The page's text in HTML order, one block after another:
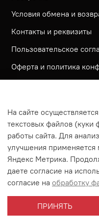
Условия обмена и
Контакты и реквизиты
Пользовательское
Оферта и политика
Согласие посетителя
персональных данных
На сайте используется
МЕТРИКА
На сайте применяются
Согласие на
информационных
На сайте
текстовых файлов
работы сайта. Для
улучшения применяется
Яндекс Метрика.
даете согласие на
согласие на обработку
ПРИНЯТЬ